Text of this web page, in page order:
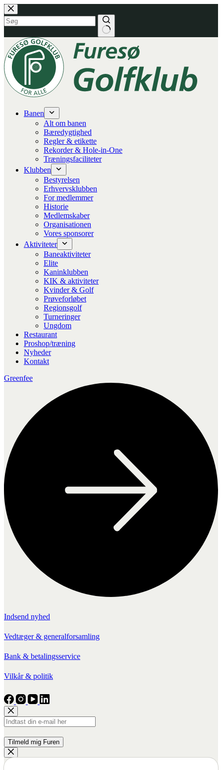
Fortsæt
til
indhold
Banen
Alt om banen
Bæredygtighed
Regler & etikette
Rekorder & Hole-in-One
Træningsfaciliteter
Klubben
Bestyrelsen
Erhvervsklubben
For medlemmer
Historie
Medlemskaber
Organisationen
Vores sponsorer
Aktiviteter
Baneaktiviteter
Elite
Kaninklubben
KIK & aktiviteter
Kvinder & Golf
Prøveforløbet
Regionsgolf
Turneringer
Ungdom
Restaurant
Proshop/træning
Nyheder
Kontakt
Greenfee
Indsend nyhed
Vedtæger & generalforsamling
Bank & betalingsservice
Vilkår & politik